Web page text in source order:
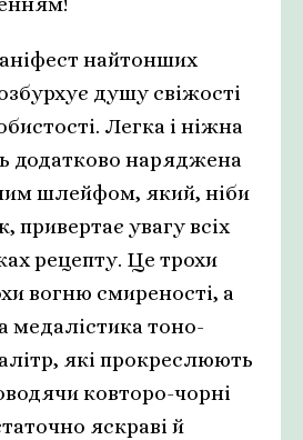
найтонших
душу свіжості
Легка і ніжна
додатково наряджена
шлейфом, який, ніби
привертає увагу всіх
рецепту. Це трохи
вогню смиреності, а
медалістика тоно-
які прокреслюють
ковторо-чорні
яскраві й